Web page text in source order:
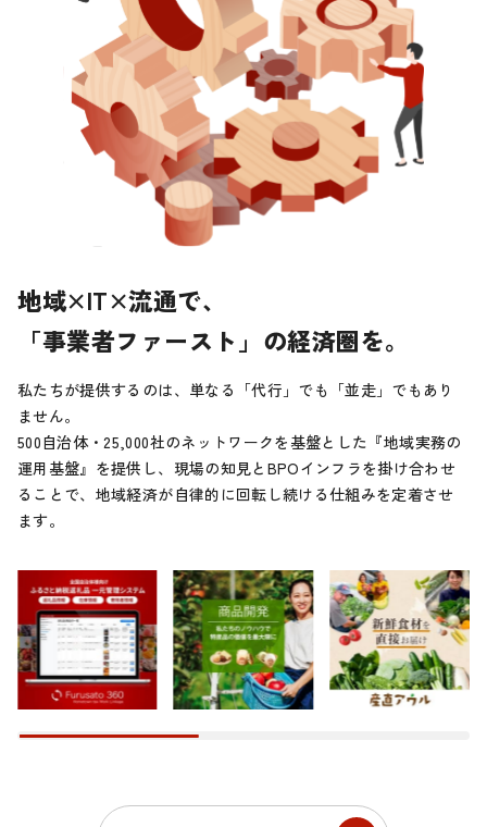
地域×IT×流通で、
「事業者ファースト」の経済圏を。
私たちが提供するのは、単なる「代行」でも「並走」でもあり
ません。
500自治体・25,000社のネットワークを基盤とした『地域実務の
運用基盤』を提供し、現場の知見とBPOインフラを掛け合わせ
ることで、地域経済が自律的に回転し続ける仕組みを定着させ
ます。